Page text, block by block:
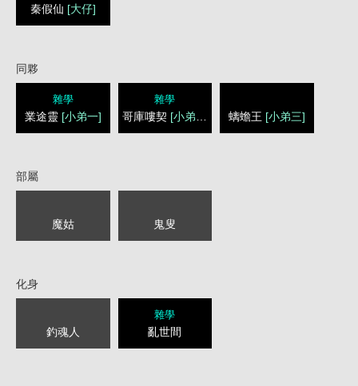
秦假仙 [大仔]
同夥
雜學
業途靈 [小弟一]
雜學
哥庫嘍契 [小弟二] 螭蟾王 [小弟三]
部屬
魔姑 鬼叟
化身
釣魂人
雜學
亂世間